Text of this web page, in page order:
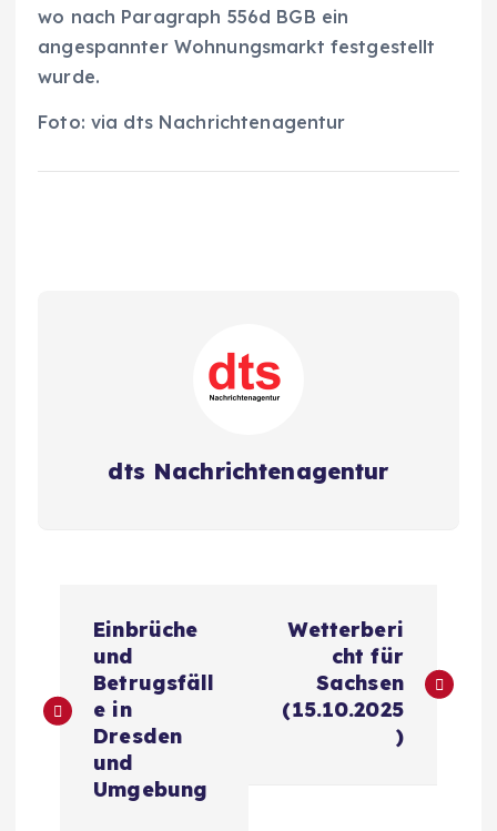
wo nach Paragraph 556d BGB ein
angespannter Wohnungsmarkt festgestellt
wurde.
Foto: via dts Nachrichtenagentur
dts Nachrichtenagentur
i
Einbrüche
und
Betrugsfäll
e in
Dresden
und
Umgebung
Wetterberi
cht für
Sachsen
(15.10.2025
)